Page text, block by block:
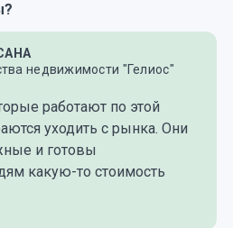
недвижимости "Гелиос"
работают по этой
уходить с рынка. Они
и готовы
какую-то стоимость